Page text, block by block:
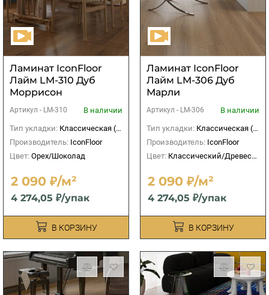
Ламинат IconFloor
Лайм LM-310 Дуб
Моррисон
Артикул - LM-310
В наличии
Тип укладки: Классическая (прямая)
Производитель: IconFloor
Цвет: Орех/Шоколад
2 090 ₽/м²
4 274,05 ₽/упак
В КОРЗИНУ
Ламинат IconFloor
Лайм LM-306 Дуб
Марли
Артикул - LM-306
В наличии
Тип укладки: Классическая (прямая)
Производитель: IconFloor
Цвет: Классический/Древесный
2 090 ₽/м²
4 274,05 ₽/упак
В КОРЗИНУ